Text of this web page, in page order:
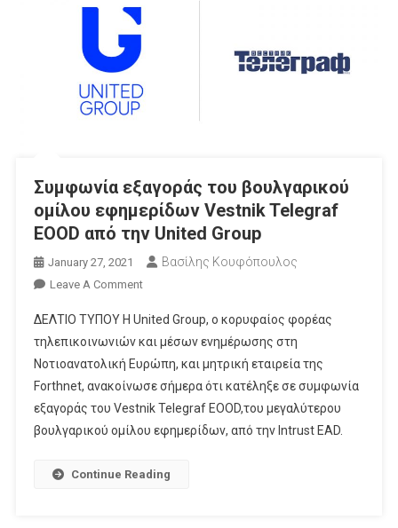
Συμφωνία εξαγοράς του βουλγαρικού
ομίλου εφημερίδων Vestnik Telegraf
EOOD από την United Group
January 27, 2021 Βασίλης Κουφόπουλος
Leave A CommentOn
Εξαγοράς
Του
Βουλγαρικού
Ομίλου
Εφημερίδων
Vestnik
EOOD
ΔΕΛΤΙΟ ΤΥΠΟΥ Η United Group, ο κορυφαίος φορέας
τηλεπικοινωνιών και μέσων ενημέρωσης στη
Νοτιοανατολική Ευρώπη, και μητρική εταιρεία της
Forthnet, ανακοίνωσε σήμερα ότι κατέληξε σε συμφωνία
εξαγοράς του Vestnik Telegraf EOOD,του μεγαλύτερου
βουλγαρικού ομίλου εφημερίδων, από την Intrust EAD.
Continue Reading